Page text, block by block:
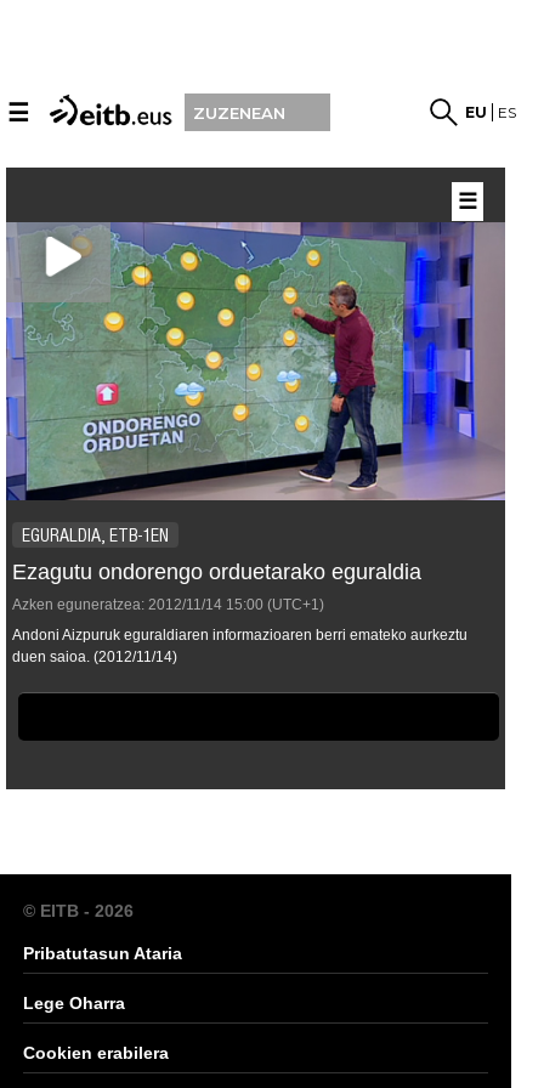
☰ ZUZENEAN EU ES
EGURALDIA, ETB-1EN
Ezagutu ondorengo orduetarako eguraldia
Azken eguneratzea: 2012/11/14 15:00 (UTC+1)
Andoni Aizpuruk eguraldiaren informazioaren berri emateko aurkeztu
duen saioa. (2012/11/14)
☰
© EITB - 2026
Pribatutasun Ataria
Lege Oharra
Cookien erabilera